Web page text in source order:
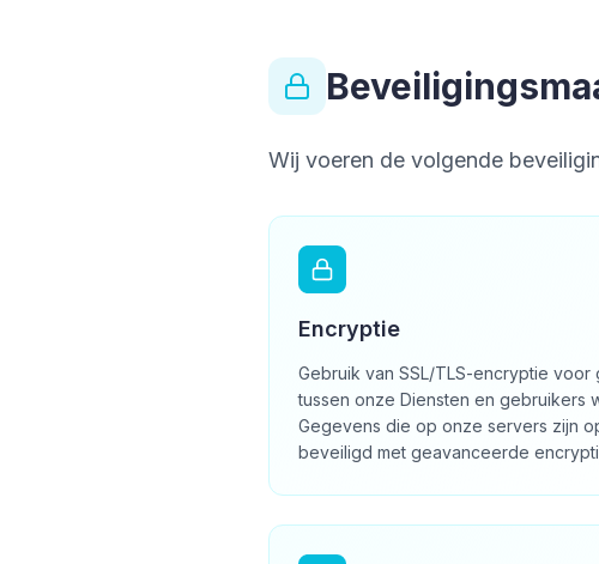
Wij voeren de volgende
Encryptie
Gebruik van SSL/TLS-encryptie voor
tussen onze Diensten en gebruikers
Gegevens die op onze servers zijn
beveiligd met geavanceerde